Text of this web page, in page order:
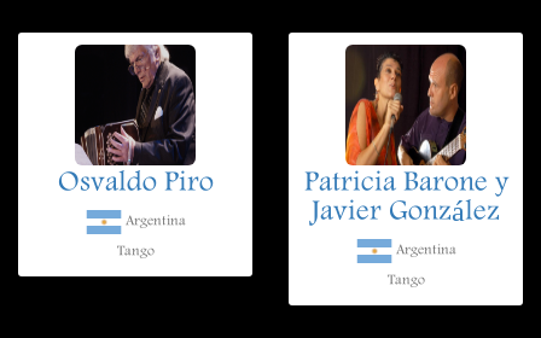
Osvaldo Piro
Argentina
Tango
Patricia Barone y
Javier González
Argentina
Tango